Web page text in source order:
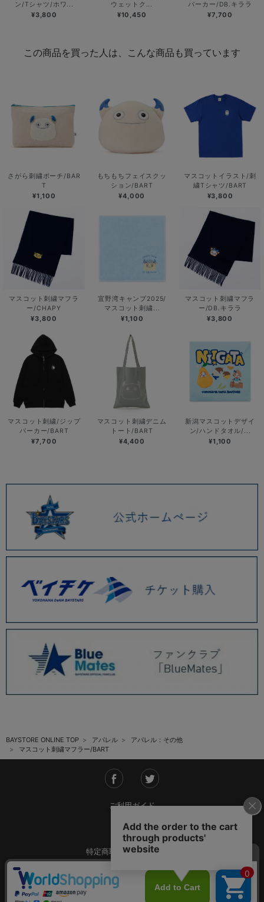
ン/Tシャツ/ホワ...
¥3,800
ウェットク...
¥10,450
パーカー/DB.キララ
¥7,700
この商品を買った人は、こんな商品も買っています
さがら刺繍ポーチ/BAR
T
¥1,100
もちもちフェイスクッ
ション/BART
¥4,000
マスコットイラスト/刺
繍Tシャツ/BART
¥3,800
マスコット刺繍マフラ
ー/CHAPY
¥3,800
宜野湾キャンプ2025/
マスコット刺繍...
¥1,100
マスコット刺繍マフラ
ー/DB.キララ
¥3,800
マスコット刺繍/ジップ
パーカー/BART
¥7,700
マスコット刺繍デニム
トート/BART
¥4,400
新潟マスコットデザイ
ン/ハンドタオル/...
¥1,100
BAYSTORE ONLINE TOP アパレル
アパレル：その他
マスコット刺繍マフラー/BART
ご利用ガイド
会社概要
特定商取引法に基づく表記
ご利用規約